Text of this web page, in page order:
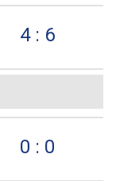
4 : 6
0 : 0